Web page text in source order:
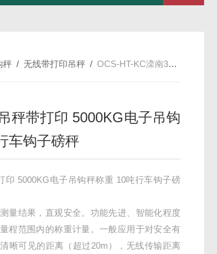
秤 /无线带打印吊秤 /OCS-HT-KC滦南3吨无线吊秤带打印 5000KG电子吊钩秤称重 10吨行车钩子磅秤
秤带打印 5000KG电子吊钩
车钩子磅秤
印 5000KG电子吊钩秤称重 10吨行车钩子磅
量结果，直观安全。功能先进、智能化程度
程范围内的称重计量。一般应用于对安全有
晰可见的距离（超过20m），无线传输距离